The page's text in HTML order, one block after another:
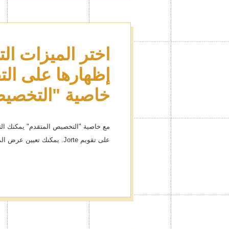
اختر الميزات
إظهارها على
خاصية
مع خاصية "التخصيص المتقدم" يمكنك
على تقويم Jorte. يمكنك تعيين عرض المزايا كي تلائم احتياجاتك!
تمتع بالكثير من
البريميوم